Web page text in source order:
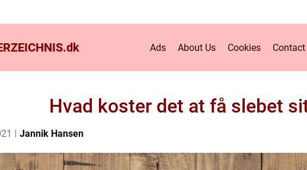
dk Ads About Us Cookies Contact
Hvad koster det at få slebet
Jannik Hansen